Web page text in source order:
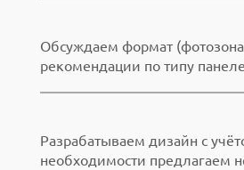
Обсуждаем формат
рекомендации по типу
Разрабатываем дизайн с
необходимости предлагаем